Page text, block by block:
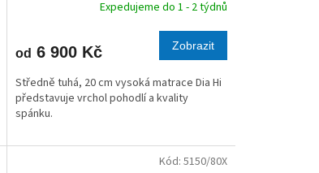
M
A
Expedujeme do 1 - 2 týdnů
od 6 900 Kč Zobrazit
Středně tuhá, 20 cm vysoká matrace Dia Hi
představuje vrchol pohodlí a kvality
spánku.
Kód: 5150/80X